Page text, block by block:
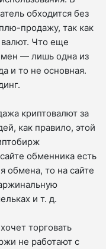
обходится без
продажу, так как
валют. Что еще
— лишь одна из
и то не основная.
криптовалют за
как правило, этой
обменника есть
обмена, то на сайте
и т. д.
торговать
не работают с